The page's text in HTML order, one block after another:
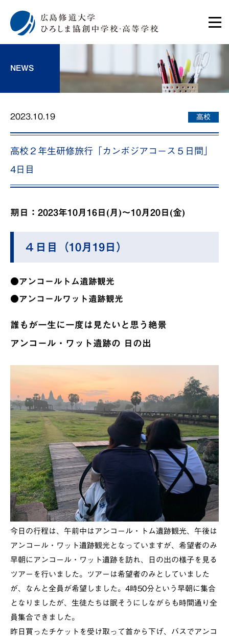
NEWS
2023.10.19 高校
高校２年生研修旅行「カンボジアコース５日間」
4日目
期日：2023年10月16日(月)～10月20日(金)
４日目（10月19日）
●アンコールトム遺跡観光
●アンコールワット遺跡観光
誰もが一生に一度は見たいと思う絶景
アンコール・ワット遺跡の 日の出
今日の行程は、午前中はアンコール・トム遺跡観光、午後は
アンコール・ワット遺跡観光となっていますが、希望者のみ
早朝にアンコール・ワット遺跡を訪れ、日の出の様子を見る
ツアーを行いました。ツアーは希望者のみとしていました
が、なんと全員が希望しました。4時50分という早朝に集合
となりましたが、生徒たちは眠そうにしながらも時間通り全
員集合できました。
昨日買ったチケットを受け取って首から下げ、バスでアンコ